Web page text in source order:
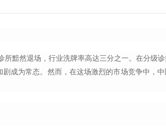
所黯然退场，行业洗牌率高达三分之一。在分级
成为常态。然而，在这场激烈的市场竞争中，